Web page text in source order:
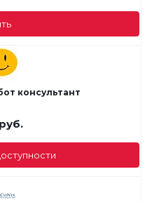
консультант
руб.